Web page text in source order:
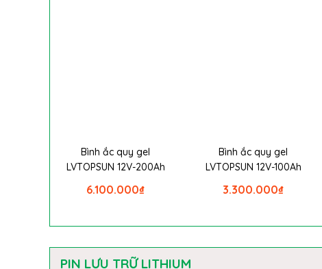
Bình ắc quy gel
LVTOPSUN 12V-200Ah
₫
6.100.000
Bình ắc quy gel
LVTOPSUN 12V-100Ah
₫
3.300.000
PIN LƯU TRỮ LITHIUM